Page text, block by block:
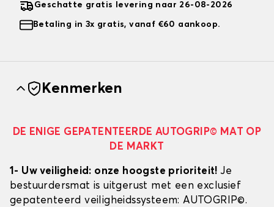
Geschatte gratis levering naar 26-08-2026
Betaling in 3x gratis, vanaf €60 aankoop.
Kenmerken
DE ENIGE GEPATENTEERDE AUTOGRIP© MAT OP
DE MARKT
1- Uw veiligheid: onze hoogste prioriteit!Je
bestuurdersmat is uitgerust met een exclusief
gepatenteerd veiligheidssysteem: AUTOGRIP©.